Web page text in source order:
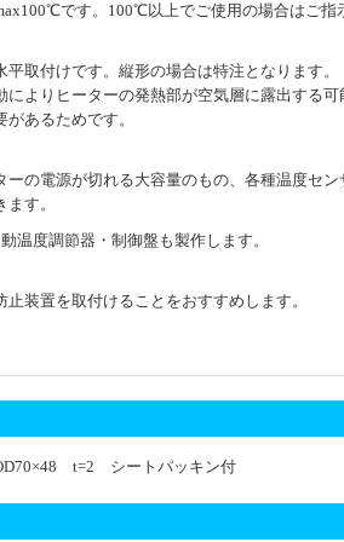
です。100℃以上でご使用の場合はご指
平取付けです。縦形の場合は特注となります。
によりヒーターの発熱部が空気層に露出する
があるためです。
ーの電源が切れる大容量のもの、各種温度セ
ます。
温度調節器・制御盤も製作します。
止装置を取付けることをおすすめします。
t=2 シートパッキン付